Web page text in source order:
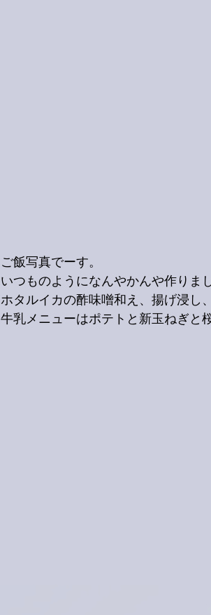
ご飯写真でーす。
いつものようになんやかんや作りまし
ホタルイカの酢味噌和え、揚げ浸し
牛乳メニューはポテトと新玉ねぎと